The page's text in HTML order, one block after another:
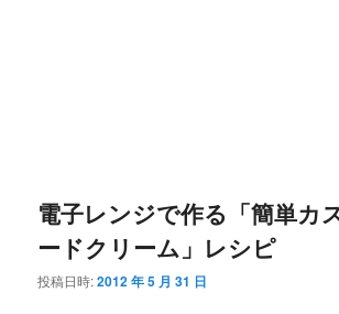
電子レンジで作る「簡単カ
ードクリーム」レシピ
投稿日時:2012 年 5 月 31 日